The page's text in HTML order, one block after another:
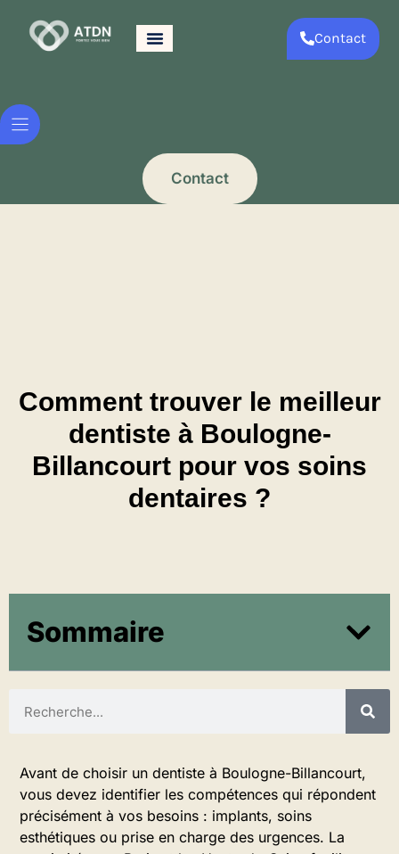
Contact
Contact
Comment trouver le meilleur
dentiste à Boulogne-
Billancourt pour vos soins
dentaires ?
Sommaire
Avant de choisir un dentiste à Boulogne-Billancourt,
vous devez identifier les compétences qui répondent
précisément à vos besoins : implants, soins
esthétiques ou prise en charge des urgences. La